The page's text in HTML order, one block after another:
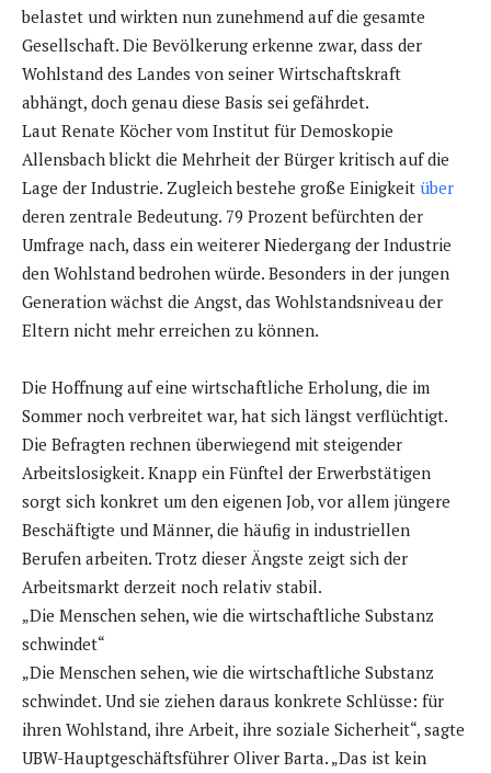
belastet und wirkten nun zunehmend auf die gesamte
Gesellschaft. Die Bevölkerung erkenne zwar, dass der
Wohlstand des Landes von seiner Wirtschaftskraft
abhängt, doch genau diese Basis sei gefährdet.
Laut Renate Köcher vom Institut für Demoskopie
Allensbach blickt die Mehrheit der Bürger kritisch auf die
Lage der Industrie. Zugleich bestehe große Einigkeit über
deren zentrale Bedeutung. 79 Prozent befürchten der
Umfrage nach, dass ein weiterer Niedergang der Industrie
den Wohlstand bedrohen würde. Besonders in der jungen
Generation wächst die Angst, das Wohlstandsniveau der
Eltern nicht mehr erreichen zu können.
Die Hoffnung auf eine wirtschaftliche Erholung, die im
Sommer noch verbreitet war, hat sich längst verflüchtigt.
Die Befragten rechnen überwiegend mit steigender
Arbeitslosigkeit. Knapp ein Fünftel der Erwerbstätigen
sorgt sich konkret um den eigenen Job, vor allem jüngere
Beschäftigte und Männer, die häufig in industriellen
Berufen arbeiten. Trotz dieser Ängste zeigt sich der
Arbeitsmarkt derzeit noch relativ stabil.
„Die Menschen sehen, wie die wirtschaftliche Substanz
schwindet“
„Die Menschen sehen, wie die wirtschaftliche Substanz
schwindet. Und sie ziehen daraus konkrete Schlüsse: für
ihren Wohlstand, ihre Arbeit, ihre soziale Sicherheit“, sagte
UBW-Hauptgeschäftsführer Oliver Barta. „Das ist kein